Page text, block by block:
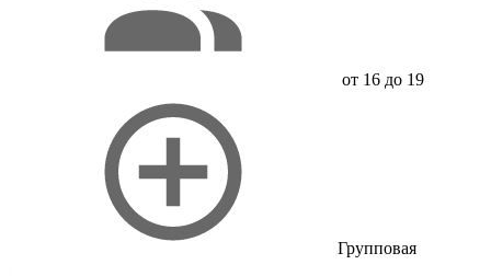
от 16 до 19
Групповая